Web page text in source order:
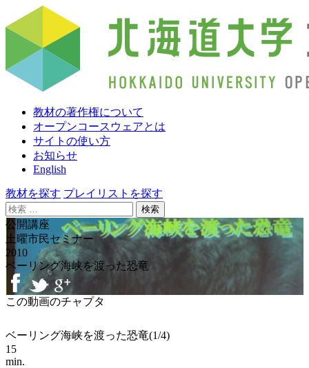
教材の著作権について
オープンコースウェアとは
サイトの使い方
お知らせ
English
教材を探す プレイリストを探す
検
索:
公開講座
土曜市民セミナー
2010
ベーリング海峡を渡った恐竜
この動画のチャプタ
ベーリング海峡を渡った恐竜(1/4)
15
min.